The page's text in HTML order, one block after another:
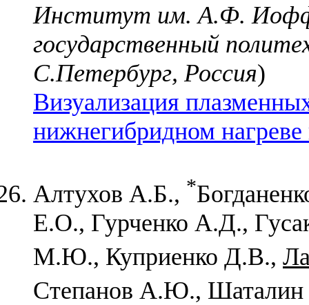
Институт им. А.Ф.
государственный
С.Петербург, Россия)
Визуализация
нижнегибридном
Алтухов А.Б., *
Е.О., Гурченко А.Д.,
М.Ю., Куприенко Д.В.,
Степанов А.Ю.,